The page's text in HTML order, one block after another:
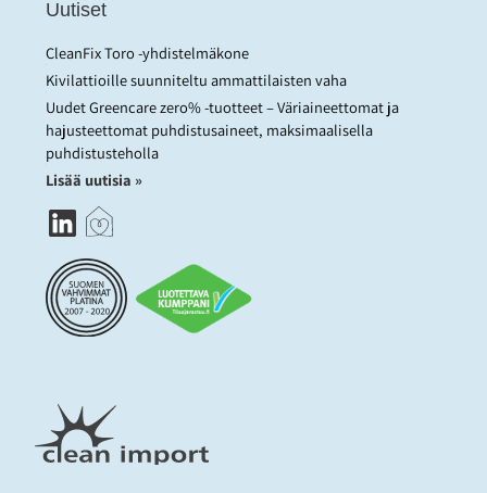
Uutiset
CleanFix Toro -yhdistelmäkone
Kivilattioille suunniteltu ammattilaisten vaha
Uudet Greencare zero% -tuotteet – Väriaineettomat ja
hajusteettomat puhdistusaineet, maksimaalisella
puhdistusteholla
Lisää uutisia »